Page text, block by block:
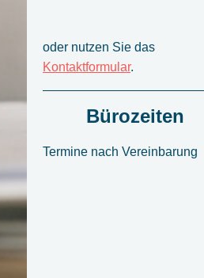
oder nutzen Sie das
Kontaktformular.
Bürozeiten
Termine nach Vereinbarung